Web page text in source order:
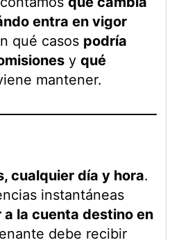
entra en vigor
qué casos podría
y qué
mantener.
cualquier día y hora.
instantáneas
a la cuenta destino en
debe recibir